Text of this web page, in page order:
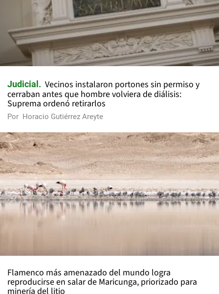
Judicial
Vecinos instalaron portones sin permiso y
cerraban antes que hombre volviera de diálisis:
Suprema ordenó retirarlos
Por Horacio Gutiérrez Areyte
Flamenco más amenazado del mundo logra
reproducirse en salar de Maricunga, priorizado para
minería del litio